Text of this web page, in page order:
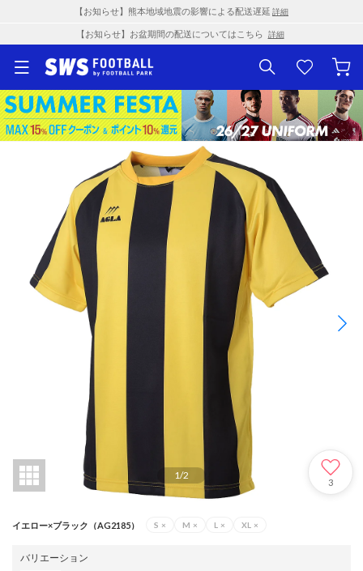
【お知らせ】熊本地域地震の影響による配送遅延 詳細
【お知らせ】お盆期間の配送についてはこちら 詳細
1/2
3
イエロー×ブラック（AG2185） S × M × L × XL ×
バリエーション